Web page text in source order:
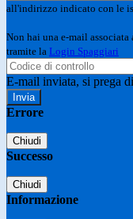
all'indirizzo indicato con le
Non hai una e-mail
tramite la Login Spaggiari
E-mail inviata, si prega
Errore
Chiudi
Successo
Chiudi
Informazione